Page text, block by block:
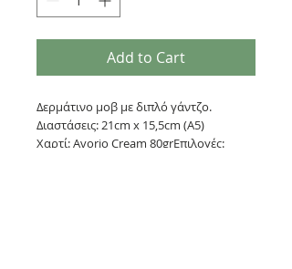
Add to Cart
Δερμάτινο μοβ με διπλό γάντζο.
Διαστάσεις: 21cm x 15,5cm (Α5)
Χαρτί: Avorio Cream 80grΕπιλογές: